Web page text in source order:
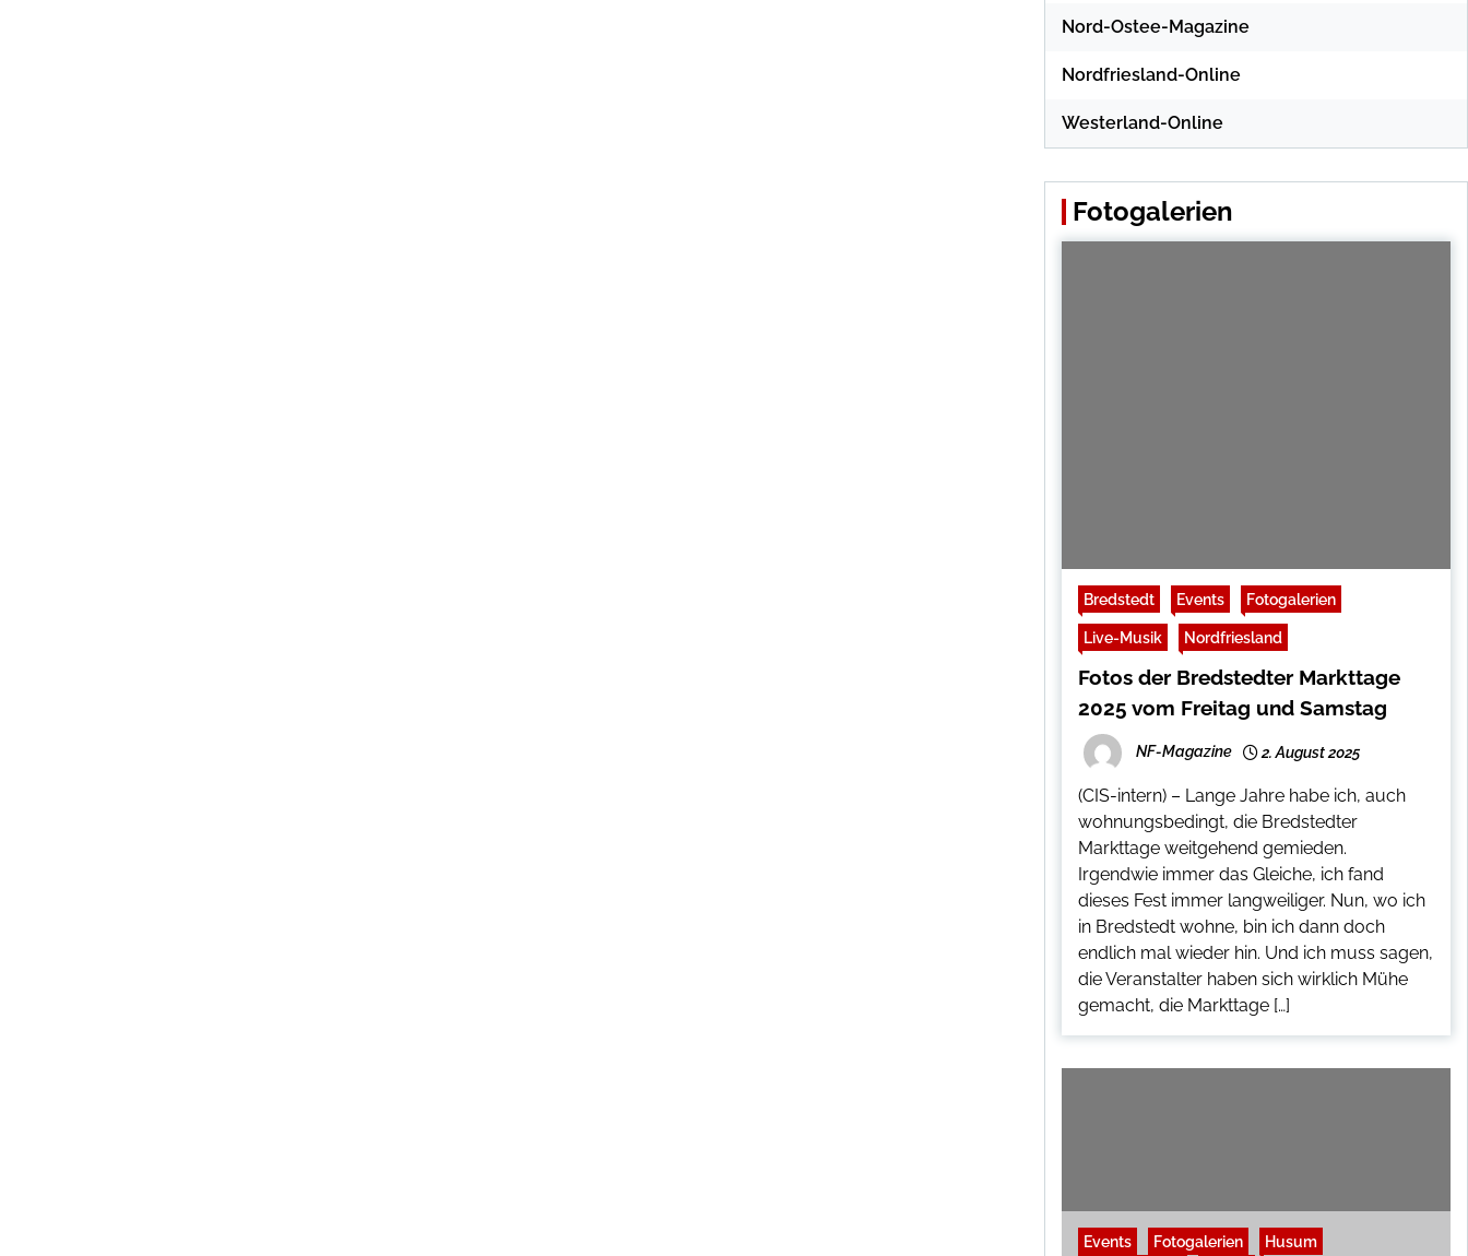
Nord-Ostee-Magazine
Nordfriesland-Online
Westerland-Online
Fotogalerien
Bredstedt Events Fotogalerien
Live-Musik Nordfriesland
Fotos der Bredstedter Markttage
2025 vom Freitag und Samstag
NF-Magazine 2. August 2025
(CIS-intern) – Lange Jahre habe ich, auch
wohnungsbedingt, die Bredstedter
Markttage weitgehend gemieden.
Irgendwie immer das Gleiche, ich fand
dieses Fest immer langweiliger. Nun, wo ich
in Bredstedt wohne, bin ich dann doch
endlich mal wieder hin. Und ich muss sagen,
die Veranstalter haben sich wirklich Mühe
gemacht, die Markttage […]
Events Fotogalerien Husum